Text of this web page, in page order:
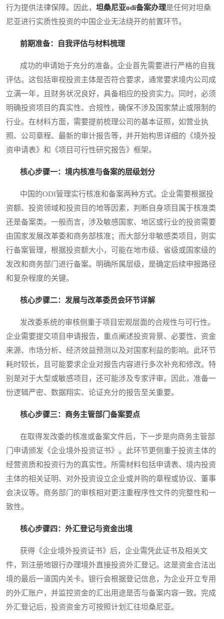
行为提供法律保障。因此， 坦桑尼亚odi备案办理是任何对坦桑
尼亚进行实质性投资的中国企业无法绕开的前置环节。
前期准备：自我评估与材料梳理
成功的申请始于充分的准备。企业首先需要进行严格的自我
评估。这包括审视投资主体是否符合要求，通常要求境内公司成
立满一年，且财务状况良好，具备相应的投资实力。同时，必须
明确投资项目的真实性、合规性，确保不涉及国家禁止或限制的
行业。在材料方面，需要提前梳理公司的基本证照，如营业执
照、公司章程、最新的审计报告等，并开始构思详细的《境外投
资申请表》和《项目可行性研究报告》框架。
核心步骤一：境内核准与备案的层级划分
中国的ODI管理实行核准和备案两种方式。企业需要根据投
资额、投资领域和投资目的地等因素，判断自身项目属于核准类
还是备案类。一般而言，涉及敏感国家、地区或行业的投资需要
由国家发展改革委和商务部核准；而大部分非敏感类项目，则实
行备案管理，根据投资额大小，可能在地市级、省级或国家级的
发改和商务部门进行备案。明确所属层级，是确定后续申报路径
和复杂程度的关键。
核心步骤二：发展与改革委员会环节详解
发改委系统的审核侧重于项目宏观层面的合规性与可行性。
企业需要提交项目申请报告，重点阐述投资背景、必要性、资金
来源、市场分析、经济效益预测以及对国家利益的影响。此环节
耗时较长，且可能要求企业对报告内容进行多次补充和修改。特
别是对于大型或敏感项目，还可能涉及专家评审。因此，准备一
份逻辑严密、数据翔实、论证充分的报告至关重要。
核心步骤三：商务主管部门备案要点
在取得发改委的核准或备案文件后，下一步是向商务主管部
门申请颁发《企业境外投资证书》。此环节更侧重于投资主体的
经营资质和投资行为的真实性。所需材料包括申请表、境内投资
主体的相关证明、对外投资设立企业或并购的章程或协议、董事
会决议等。商务部门的审核相对更注重程序性文件的完整性和一
致性。
核心步骤四：外汇登记与资金出境
获得《企业境外投资证书》后，企业需凭此证书及相关文
件，到注册地银行办理境外直接投资外汇登记。这是资金合法出
境的最后一道国内关卡。银行会根据登记信息，为企业开立专用
的外汇账户，并监控资金的汇出用途是否与备案内容一致。完成
外汇登记后，投资资金方可按照计划汇往坦桑尼亚。